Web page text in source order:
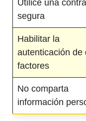
Utilice una
segura
Habilitar la
autenticación de
factores
No comparta
información